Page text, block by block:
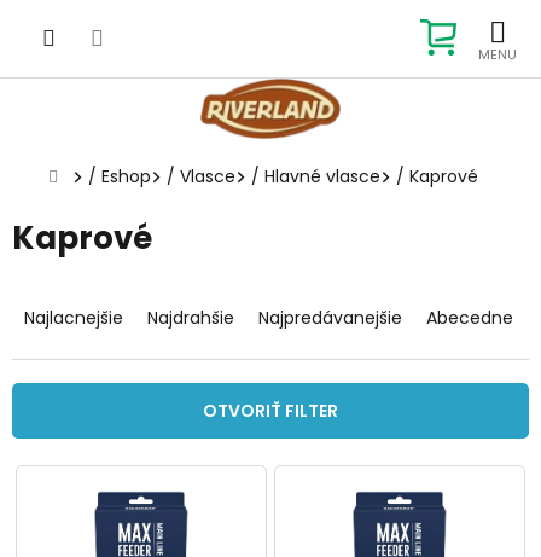
KOŠÍK
Domov
/ Eshop / Vlasce / Hlavné vlasce / Kaprové
Kaprové
a
e
n
e
p
Najlacnejšie Najdrahšie Najpredávanejšie Abecedne
OTVORIŤ FILTER
V